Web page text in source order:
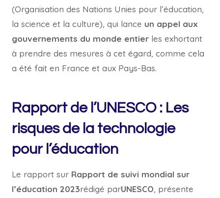
(Organisation des Nations Unies pour l’éducation,
la science et la culture), qui lance un appel aux
gouvernements du monde entier les exhortant
à prendre des mesures à cet égard, comme cela
a été fait en France et aux Pays-Bas.
Rapport de l’UNESCO : Les
risques de la technologie
pour l’éducation
Le rapport sur Rapport de suivi mondial sur
l’éducation 2023rédigé parUNESCO, présente